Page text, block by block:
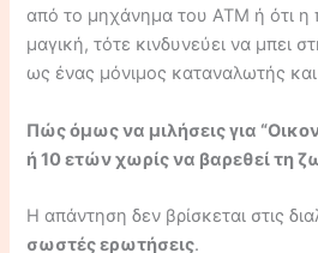
από το μηχάνημα του ΑΤΜ ή ότι η
μαγική, τότε κινδυνεύει να μπει
ως ένας μόνιμος καταναλωτής
Πώς όμως να μιλήσεις για
ή 10 ετών χωρίς να βαρεθεί τη
Η απάντηση δεν βρίσκεται στις
σωστές ερωτήσεις.